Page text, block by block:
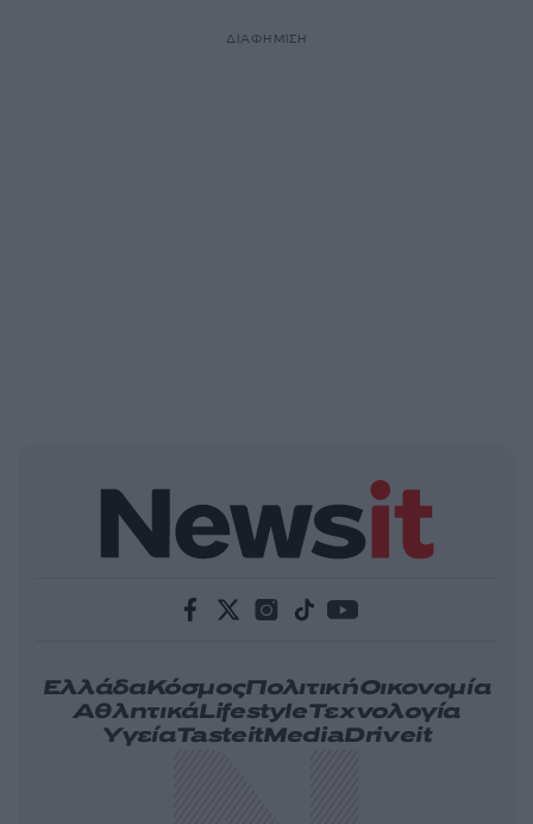
ΔΙΑΦΗΜΙΣΗ
ΕλλάδαΚόσμοςΠολιτικήΟικονομία
ΑθλητικάLifestyleΤεχνολογία
ΥγείαTasteitMediaDriveit